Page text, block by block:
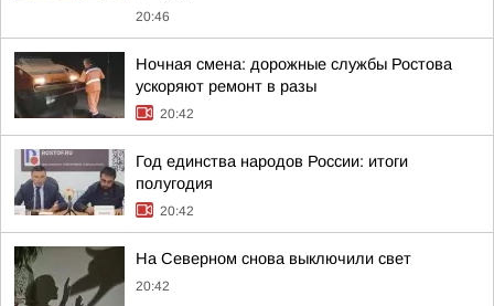
20:46
Ночная смена: дорожные службы Ростова
ускоряют ремонт в разы
20:42
Год единства народов России: итоги
полугодия
20:42
На Северном снова выключили свет
20:42